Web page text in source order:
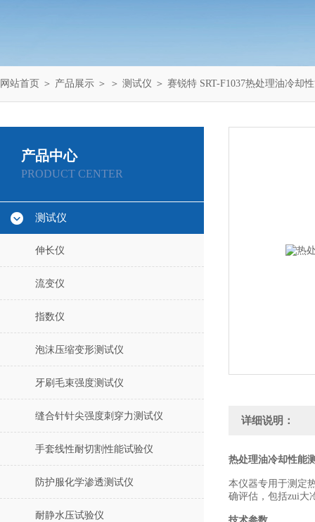
网站首页 ＞ 产品展示 ＞ ＞ 测试仪 ＞ 赛锐特 SRT-F1037热处理油冷却
产品中心
PRODUCT CENTER
测试仪
伸长仪
流变仪
指数仪
泡沫压缩变形测试仪
牙刷毛束强度测试仪
缝合针针尖强度刺穿力测试仪
手套线性耐切割性能试验仪
防护服化学渗透测试仪
耐静水压试验仪
详细说明：
热处理油冷却性能
本仪器专用于测定
确评估，包括zui大